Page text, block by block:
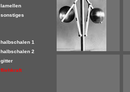
lamellen
sonstiges
halbschalen 1
halbschalen 2
gitter
fliehkraft